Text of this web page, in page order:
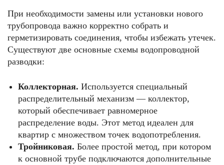
При необходимости замены или установки нового
трубопровода важно корректно собрать и
герметизировать соединения, чтобы избежать утечек.
Существуют две основные схемы водопроводной
разводки:
Коллекторная. Используется специальный
распределительный механизм — коллектор,
который обеспечивает равномерное
распределение воды. Этот метод идеален для
квартир с множеством точек водопотребления.
Тройниковая. Более простой метод, при котором
к основной трубе подключаются дополнительные